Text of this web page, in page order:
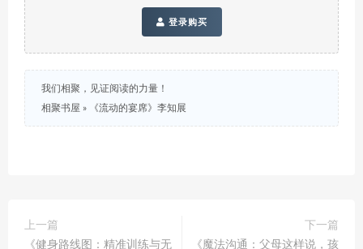
登录购买
我们相聚，见证阅读的力量！
相聚书屋 » 《流动的宴席》李知展
上一篇
《健身路线图：精准训练与无
下一篇
《魔法沟通：父母这样说，孩